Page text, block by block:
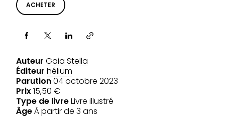
ACHETER
Partager via
Auteur Gaia Stella
Éditeur hélium
Parution04 octobre 2023
Prix15,50 €
Type de livreLivre illustré
ÂgeÀ partir de 3 ans